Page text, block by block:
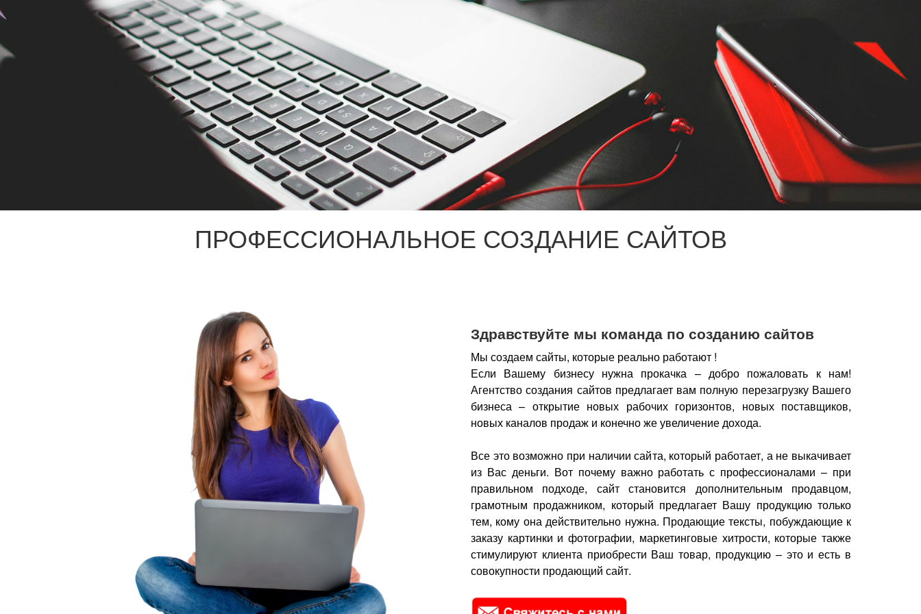
ПРОФЕССИОНАЛЬНОЕ СОЗДАНИЕ САЙТОВ
Здравствуйте мы команда по созданию сайтов
Мы создаем сайты, которые реально работают !
Если Вашему бизнесу нужна прокачка – добро пожаловать к нам!
Агентство создания сайтов предлагает вам полную перезагрузку Вашего
бизнеса – открытие новых рабочих горизонтов, новых поставщиков,
новых каналов продаж и конечно же увеличение дохода.
Все это возможно при наличии сайта, который работает, а не выкачивает
из Вас деньги. Вот почему важно работать с профессионалами – при
правильном подходе, сайт становится дополнительным продавцом,
грамотным продажником, который предлагает Вашу продукцию только
тем, кому она действительно нужна. Продающие тексты, побуждающие к
заказу картинки и фотографии, маркетинговые хитрости, которые также
стимулируют клиента приобрести Ваш товар, продукцию – это и есть в
совокупности продающий сайт.